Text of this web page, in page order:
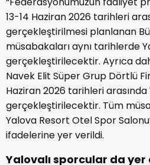
13-14 Haziran 2026 tarihleri
gerçekleştirilmesi planlanan
müsabakaları aynı tarihlerde
gerçekleştirilecektir. Ayrıca
Navek Elit Süper Grup Dörtlü
Haziran 2026 tarihleri
gerçekleştirilecektir. Tüm
Yalova Resort Otel Spor
ifadelerine yer verildi.
Yalovalı sporcular da yer